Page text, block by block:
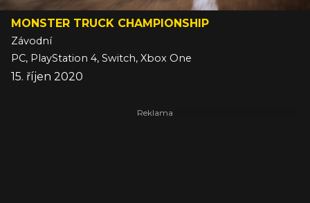
MONSTER TRUCK CHAMPIONSHIP
Závodní
PC, PlayStation 4, Switch, Xbox One
15. říjen 2020